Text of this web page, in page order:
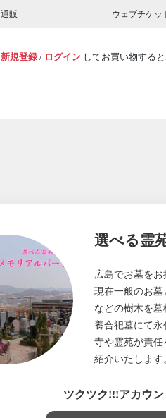
通販 ウェブチケッ
新規登録 / ログイン してお買い物する
選べる霊
広島でお墓をお
現在一般のお
などの樹木を
養合祀墓にて
寺や霊苑が責
紹介いたします
ツクツク!!!アカウ